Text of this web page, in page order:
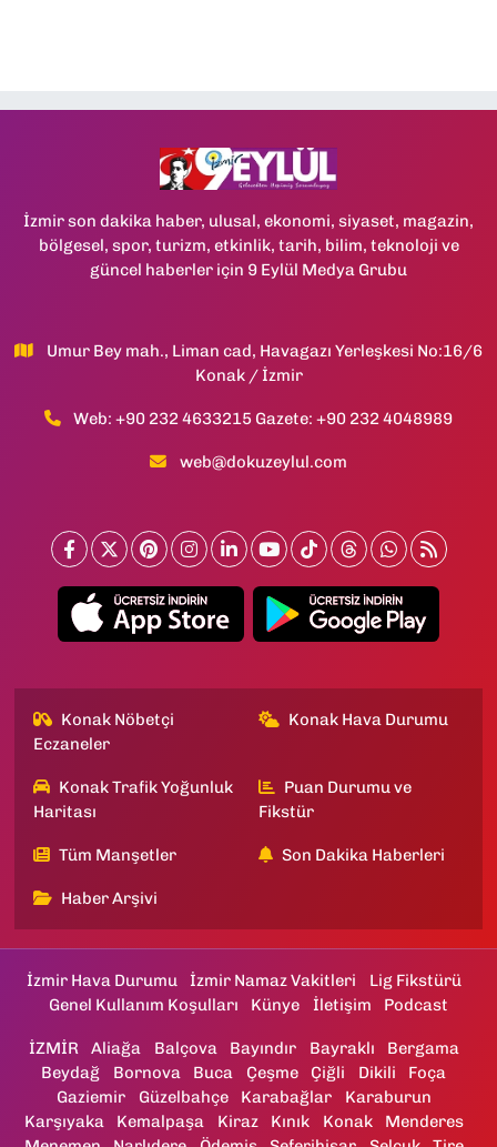
İzmir son dakika haber, ulusal, ekonomi, siyaset, magazin,
bölgesel, spor, turizm, etkinlik, tarih, bilim, teknoloji ve
güncel haberler için 9 Eylül Medya Grubu
Umur Bey mah., Liman cad, Havagazı Yerleşkesi No:16/6
Konak / İzmir
Web: +90 232 4633215 Gazete: +90 232 4048989
web@dokuzeylul.com
Konak Nöbetçi
Eczaneler
Konak Hava Durumu
Konak Trafik Yoğunluk
Haritası
Puan Durumu ve
Fikstür
Tüm Manşetler Son Dakika Haberleri
Haber Arşivi
İzmir Hava Durumu İzmir Namaz Vakitleri
Lig Fikstürü
Genel Kullanım Koşulları
Künye İletişim Podcast
İZMİR Aliağa Balçova Bayındır Bayraklı
Bergama
Beydağ
Bornova Buca Çeşme Çiğli Dikili
Foça
Gaziemir
Güzelbahçe Karabağlar
Karaburun
Karşıyaka
Kemalpaşa Kiraz Kınık Konak
Menderes